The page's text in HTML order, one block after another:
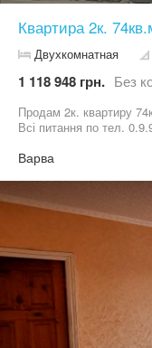
Квартира 2к.
Двухкомнатная
1 118 948 грн. Без
Продам 2к. квартиру
Всі питання по тел.
Варва